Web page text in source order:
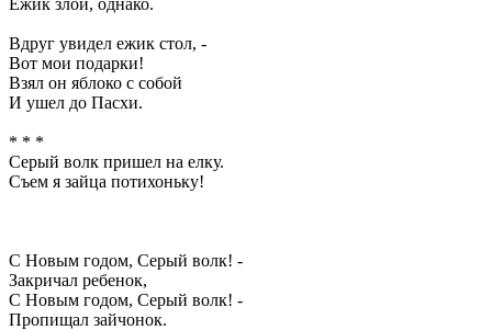
Вдруг увидел ежик стол, -
Вот мои подарки!
Взял он яблоко с собой
И ушел до Пасхи.
* * *
Серый волк пришел на елку.
Съем я зайца потихоньку!
С Новым годом, Серый волк! -
Закричал ребенок,
С Новым годом, Серый волк! -
Пропищал зайчонок.